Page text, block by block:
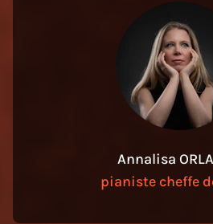
Annalisa
pianiste cheffe